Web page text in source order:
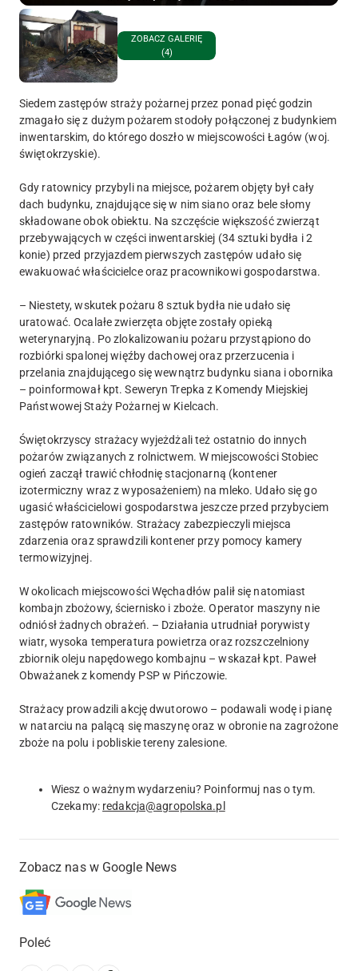
ZOBACZ GALERIĘ
(4)
Siedem zastępów straży pożarnej przez ponad pięć godzin
zmagało się z dużym pożarem stodoły połączonej z budynkiem
inwentarskim, do którego doszło w miejscowości Łagów (woj.
świętokrzyskie).
Gdy ratownicy przybyli na miejsce, pożarem objęty był cały
dach budynku, znajdujące się w nim siano oraz bele słomy
składowane obok obiektu. Na szczęście większość zwierząt
przebywających w części inwentarskiej (34 sztuki bydła i 2
konie) przed przyjazdem pierwszych zastępów udało się
ewakuować właścicielce oraz pracownikowi gospodarstwa.
– Niestety, wskutek pożaru 8 sztuk bydła nie udało się
uratować. Ocalałe zwierzęta objęte zostały opieką
weterynaryjną. Po zlokalizowaniu pożaru przystąpiono do
rozbiórki spalonej więźby dachowej oraz przerzucenia i
przelania znajdującego się wewnątrz budynku siana i obornika
– poinformował kpt. Seweryn Trepka z Komendy Miejskiej
Państwowej Staży Pożarnej w Kielcach.
Świętokrzyscy strażacy wyjeżdżali też ostatnio do innych
pożarów związanych z rolnictwem. W miejscowości Stobiec
ogień zaczął trawić chłodnię stacjonarną (kontener
izotermiczny wraz z wyposażeniem) na mleko. Udało się go
ugasić właścicielowi gospodarstwa jeszcze przed przybyciem
zastępów ratowników. Strażacy zabezpieczyli miejsca
zdarzenia oraz sprawdzili kontener przy pomocy kamery
termowizyjnej.
W okolicach miejscowości Węchadłów palił się natomiast
kombajn zbożowy, ściernisko i zboże. Operator maszyny nie
odniósł żadnych obrażeń. – Działania utrudniał porywisty
wiatr, wysoka temperatura powietrza oraz rozszczelniony
zbiornik oleju napędowego kombajnu – wskazał kpt. Paweł
Obważanek z komendy PSP w Pińczowie.
Strażacy prowadzili akcję dwutorowo – podawali wodę i pianę
w natarciu na palącą się maszynę oraz w obronie na zagrożone
zboże na polu i pobliskie tereny zalesione.
Wiesz o ważnym wydarzeniu? Poinformuj nas o tym.
Czekamy: redakcja@agropolska.pl
Zobacz nas w Google News
Poleć